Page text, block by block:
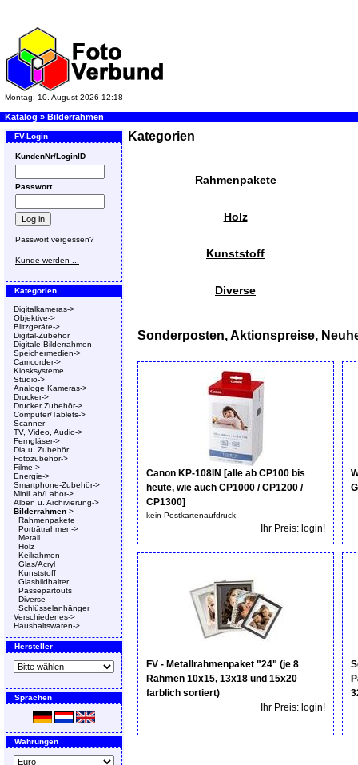
Montag, 10. August 2026 12:18
Katalog » Bilderrahmen
FV-Login
KundenNr/LoginID
Passwort
Passwort vergessen?
Kunde werden ...
Kategorien
Digitalkameras->
Objektive->
Blitzgeräte->
Digital-Zubehör
Digitale Bilderrahmen
Speichermedien->
Camcorder->
Kiosksysteme
Studio->
Analoge Kameras->
Drucker->
Drucker Zubehör->
Computer/Tablets->
Scanner
TV, Video, Audio->
Ferngläser->
Dia u. Zubehör
Fotozubehör->
Filme->
Energie->
Smartphone-Zubehör->
MiniLab/Labor->
Alben u. Archivierung->
Bilderrahmen->
Rahmenpakete
Porträtrahmen->
Metall
Holz
Keilrahmen
Glas/Acryl
Kunststoff
Glasbildhalter
Passepartouts
Diverse
Schlüsselanhänger
Verschiedenes->
Haushaltswaren->
Hersteller
Sprachen
Währungen
Kategorien
Rahmenpakete
Holz
Kunststoff
Diverse
Sonderposten, Aktionspreise,
Canon KP-108IN [alle ab CP100 bis
heute, wie auch CP1000 / CP1200 /
CP1300]
kein Postkartenaufdruck;
Ihr Preis: login!
FV - Metallrahmenpaket "24" (je 8
Rahmen 10x15, 13x18 und 15x20
farblich sortiert)
Ihr Preis: login!